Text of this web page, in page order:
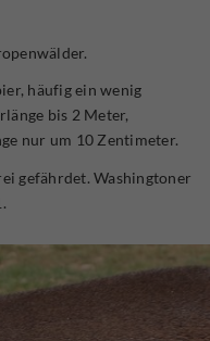
häufig ein wenig
bis 2 Meter,
nur um 10 Zentimeter.
gefährdet. Washingtoner